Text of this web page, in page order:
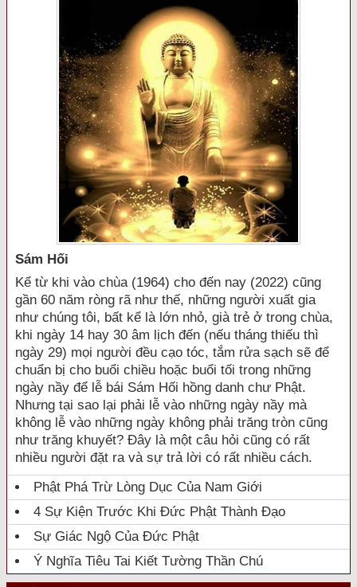
Sám Hối
Kể từ khi vào chùa (1964) cho đến nay (2022) cũng
gần 60 năm ròng rã như thế, những người xuất gia
như chúng tôi, bất kể là lớn nhỏ, già trẻ ở trong chùa,
khi ngày 14 hay 30 âm lịch đến (nếu tháng thiếu thì
ngày 29) mọi người đều cạo tóc, tắm rửa sạch sẽ để
chuẩn bị cho buổi chiều hoặc buổi tối trong những
ngày nầy để lễ bái Sám Hối hồng danh chư Phật.
Nhưng tại sao lại phải lễ vào những ngày nầy mà
không lễ vào những ngày không phải trăng tròn cũng
như trăng khuyết? Đây là một câu hỏi cũng có rất
nhiều người đặt ra và sự trả lời có rất nhiều cách.
Phật Phá Trừ Lòng Dục Của Nam Giới
4 Sự Kiện Trước Khi Đức Phật Thành Đạo
Sự Giác Ngộ Của Đức Phật
Ý Nghĩa Tiêu Tai Kiết Tường Thần Chú